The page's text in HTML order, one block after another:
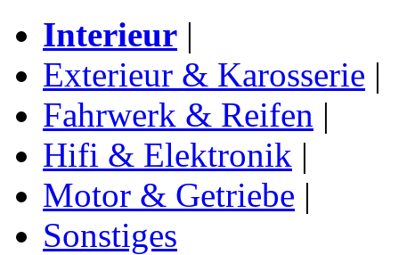
Interieur |
Exterieur & Karosserie |
Fahrwerk & Reifen |
Hifi & Elektronik |
Motor & Getriebe |
Sonstiges